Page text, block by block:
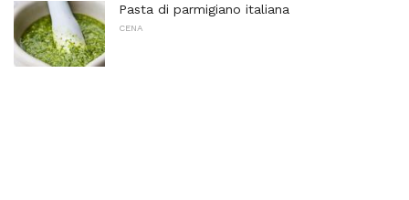
Pasta di parmigiano italiana
CENA